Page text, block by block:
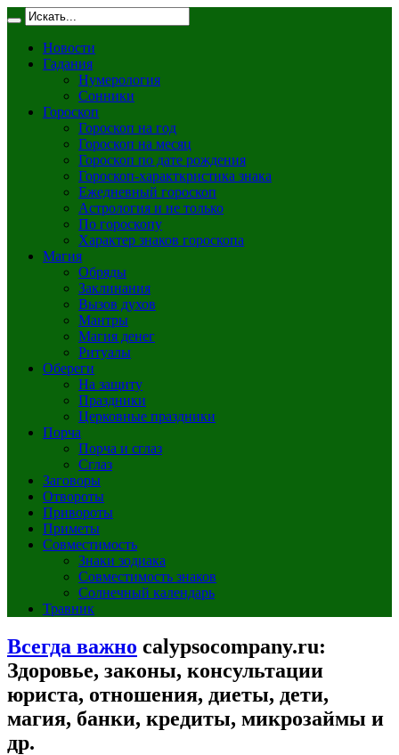
Новости
Гадания
Нумерология
Сонники
Гороскоп
Гороскоп на год
Гороскоп на месяц
Гороскоп по дате рождения
Гороскоп-характкристика знака
Ежедневный гороскоп
Астрология и не только
По гороскопу
Характер знаков гороскопа
Магия
Обряды
Заклинания
Вызов духов
Мантры
Магия денег
Ритуалы
Обереги
На защиту
Праздники
Церковные праздники
Порча
Порча и сглаз
Сглаз
Заговоры
Отвороты
Привороты
Приметы
Совместимость
Знаки зодиака
Совместимость знаков
Солнечный календарь
Травник
Всегда важно calypsocompany.ru:
Здоровье, законы, консультации
юриста, отношения, диеты, дети,
магия, банки, кредиты, микрозаймы и
др.